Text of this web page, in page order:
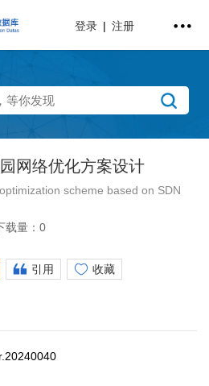
登录 | 注册
网络优化方案设计
scheme based on SDN
载量：0
引用 收藏